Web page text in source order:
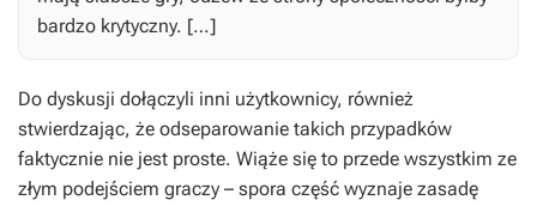
bardzo krytyczny. […]
Do dyskusji dołączyli inni użytkownicy, również
stwierdzając, że odseparowanie takich przypadków
faktycznie nie jest proste. Wiąże się to przede wszystkim ze
złym podejściem graczy – spora część wyznaje zasadę